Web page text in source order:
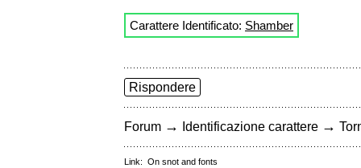
Carattere Identificato: Shamber
Rispondere
Forum → Identificazione carattere →
Link: On snot and fonts